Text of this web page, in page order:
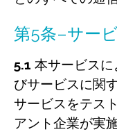
第5条–サー
5.1 本サービスに
びサービスに関
サービスをテス
アント企業が実